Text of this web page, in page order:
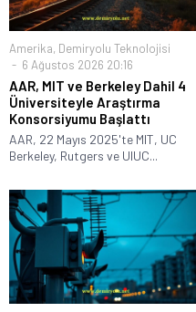
Amerika, Demiryolu Teknolojisi
6 Ağustos 2026 20:16
AAR, MIT ve Berkeley Dahil 4
Üniversiteyle Araştırma
Konsorsiyumu Başlattı
AAR, 22 Mayıs 2025'te MIT, UC
Berkeley, Rutgers ve UIUC...